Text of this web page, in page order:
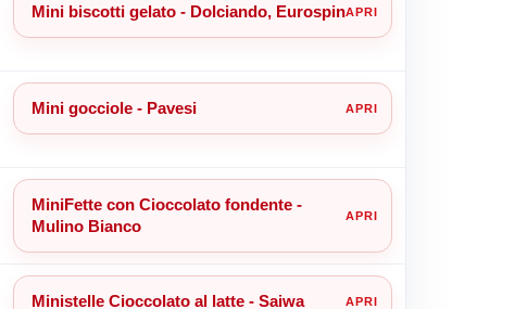
Mini biscotti gelato - Dolciando, Eurospin
Mini gocciole - Pavesi
MiniFette con Cioccolato fondente -
Mulino Bianco
Ministelle Cioccolato al latte - Saiwa